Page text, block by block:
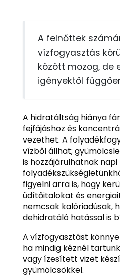
A felnőttek
vízfogyasztás
között mozog, de
igényektől
A hidratáltság hiánya
fejfájáshoz és
vezethet. A
vízből állhat;
is hozzájárulhatnak napi
figyelni arra is, hogy
üdítőitalokat és
nemcsak kalóriadúsak,
dehidratáló hatással is
A vízfogyasztást
ha mindig kéznél
vagy ízesített vizet
gyümölcsökkel.